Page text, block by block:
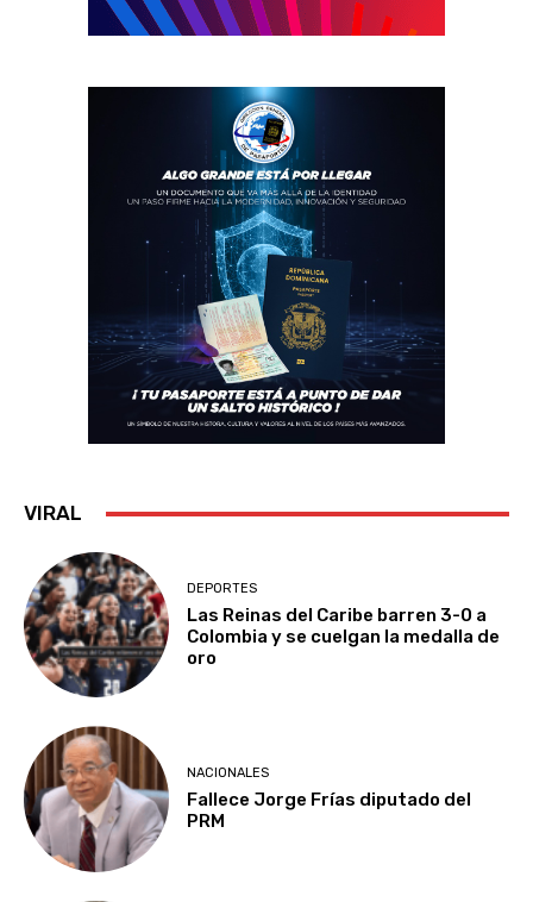
VIRAL
DEPORTES
Las Reinas del Caribe barren 3-0 a
Colombia y se cuelgan la medalla de
oro
NACIONALES
Fallece Jorge Frías diputado del
PRM